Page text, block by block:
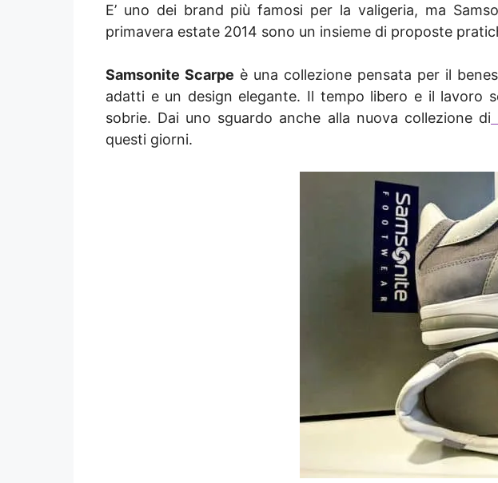
E’ uno dei brand più famosi per la valigeria, ma
primavera estate 2014 sono un insieme di proposte
Samsonite Scarpe è una collezione pensata per il
adatti e un design elegante. Il tempo libero e il lavoro
sobrie. Dai uno sguardo anche alla nuova collezione di
questi giorni.